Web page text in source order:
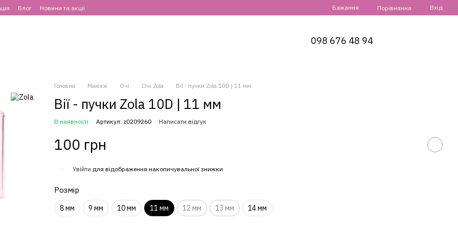
Блог Новини та акції Бажання Порівняння Вхід
098 676 48 94
Головна Макіяж Очі Очі Zola Вії - пучки Zola 10D | 11 мм
Вії - пучки Zola 10D | 11 мм
В наявності Артикул: z0209260 Написати відгук
100 грн
Увійти для відображення накопичувальної знижки
Розмір
8 мм 9 мм 10 мм 11 мм 12 мм 13 мм 14 мм